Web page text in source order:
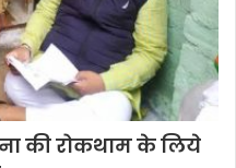
की रोकथाम के लिये